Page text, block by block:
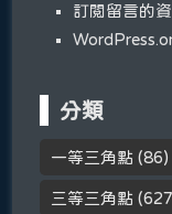
訂閱留言的
分類
一等三角點 (86)
三等三角點